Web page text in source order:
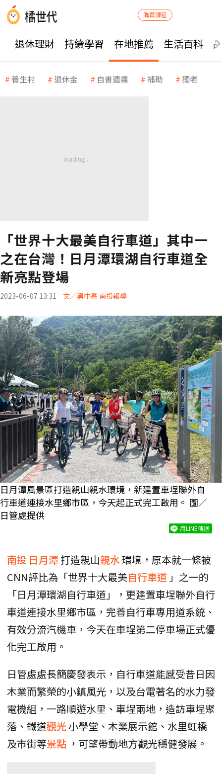
購買課程
退休理財 持續學習 在地推薦 生活百科
養生村 退休金 自書遺囑 補助 獨老
「世界十大最美自行車道」其中一
之在台灣！日月潭環湖自行車道全
新亮點登場
2023-06-07 13:31 文／黑中亮 南投報導
日月潭風景區打造親山親水環境，新建置車埕聯外自
行車道連接水里鄉市區，今天起正式完工啟用。 圖／
日管處提供
用LINE傳送
南投 日月潭 打造親山親水環境，原本就一條被
CNN評比為「世界十大最美自行車道 」之一的
「日月潭環湖自行車道」，更建置車埕聯外自行
車道連接水里鄉市區，完善自行車專用道系統、
有效分流汽機車，今天在車埕第二停車場正式優
化完工啟用。
日管處處長簡慶發表示，自行車道能感受昔日因
木業而繁榮的小鎮風光，以及台電著名的水力發
電機組，一路順遊水里、車埕兩地，造訪車埕聚
落、鐵道觀光 小學堂、木業展示館、水里虹橋
及市街等景點 ，可望帶動地方觀光穩健發展。